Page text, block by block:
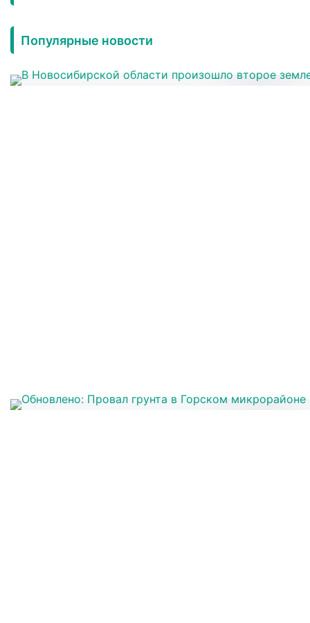
Популярные новости